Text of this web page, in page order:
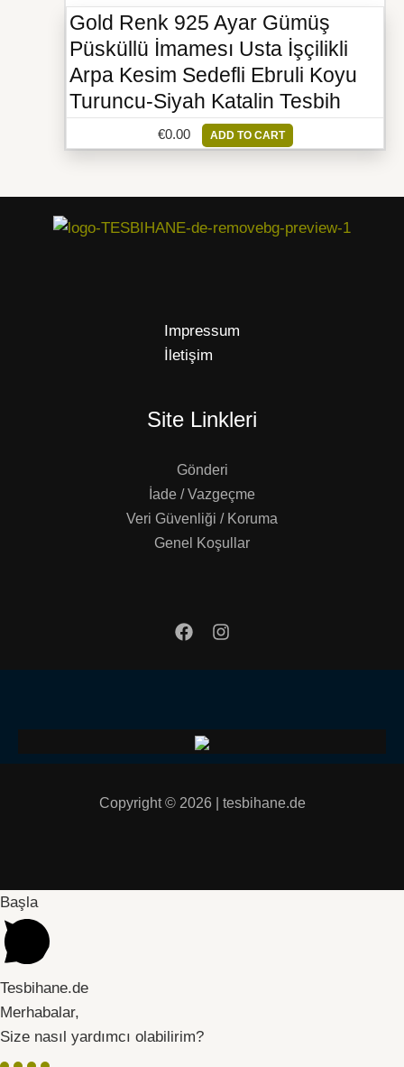
Gold Renk 925 Ayar Gümüş
Püsküllü İmamesı Usta İşçilikli
Arpa Kesim Sedefli Ebruli Koyu
Turuncu-Siyah Katalin Tesbih
€0.00 ADD TO CART
Impressum
İletişim
Site Linkleri
Gönderi
İade / Vazgeçme
Veri Güvenliği / Koruma
Genel Koşullar
Copyright © 2026 | tesbihane.de
Başla
Tesbihane.de
Merhabalar,
Size nasıl yardımcı olabilirim?